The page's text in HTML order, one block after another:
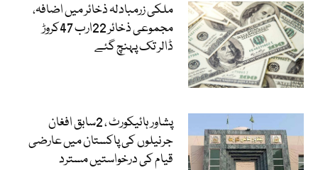
ملکی زرمبادلہ ذخائر میں اضافہ،
مجموعی ذخائر 22ارب 47کروڑ
ڈالر تک پہنچ گئے
پشاور ہائیکورٹ ، 2سابق افغان
جرنیلوں کی پاکستان میں عارضی
قیام کی درخواستیں مسترد